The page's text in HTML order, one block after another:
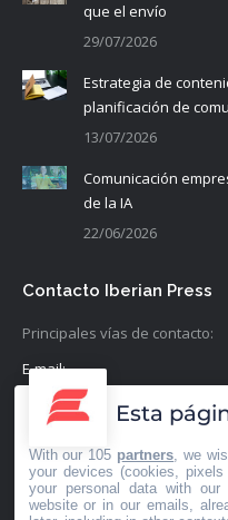
que el envío
29/07/2026
Estrategia de
planificación de
13/07/2026
Comunicación
de la IA
22/06/2026
Contacto Iberian Press
Principales vías de contacto:
E-mail:
info@iberianpress.es
+34 911863556
Fax:
Esta
With our 105 partners , we
your devices (cookies,
your personal data with
website or in our emails,